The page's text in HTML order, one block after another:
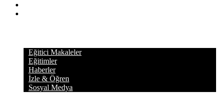
Eğitici Makaleler
Eğitimler
Haberler
İzle & Öğren
Sosyal Medya